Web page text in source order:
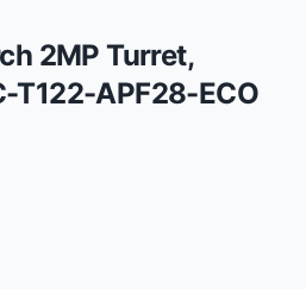
2MP Turret,
T122-APF28-ECO